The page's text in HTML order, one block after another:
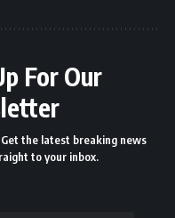
For Our
Get the latest breaking news
to your inbox.